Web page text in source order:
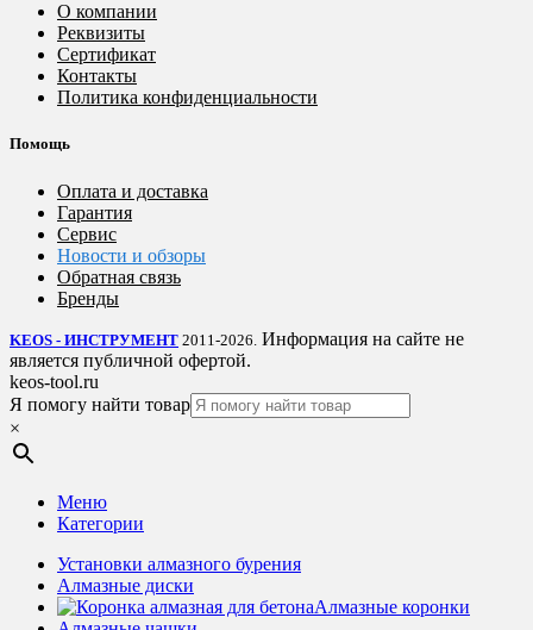
О компании
Реквизиты
Сертификат
Контакты
Политика конфиденциальности
Помощь
Оплата и доставка
Гарантия
Сервис
Новости и обзоры
Обратная связь
Бренды
KEOS - ИНСТРУМЕНТ 2011-2026. Информация на сайте не
является публичной офертой.
keos-tool.ru
Я помогу найти товар
×
Меню
Категории
Установки алмазного бурения
Алмазные диски
Алмазные коронки